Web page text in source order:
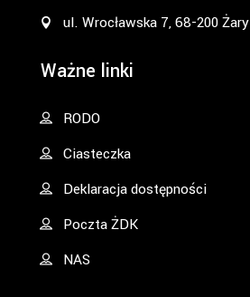
ul. Wrocławska 7, 68-200 Żary
Ważne linki
RODO
Ciasteczka
Deklaracja dostępności
Poczta ŻDK
NAS